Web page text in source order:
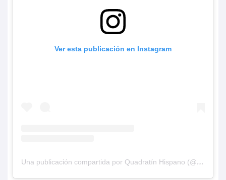
Ver esta publicación en Instagram
Una publicación compartida por Quadratín Hispano (@hispanoq)